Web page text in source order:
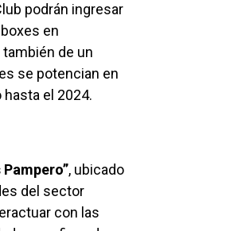
podrán ingresar
en
de un
se potencian en
hasta el 2024.
, ubicado
del sector
con las